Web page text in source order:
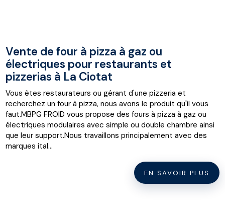
Vente de four à pizza à gaz ou
électriques pour restaurants et
pizzerias à La Ciotat
Vous êtes restaurateurs ou gérant d'une pizzeria et
recherchez un four à pizza, nous avons le produit qu'il vous
faut.MBPG FROID vous propose des fours à pizza à gaz ou
électriques modulaires avec simple ou double chambre ainsi
que leur support.Nous travaillons principalement avec des
marques ital...
EN SAVOIR PLUS